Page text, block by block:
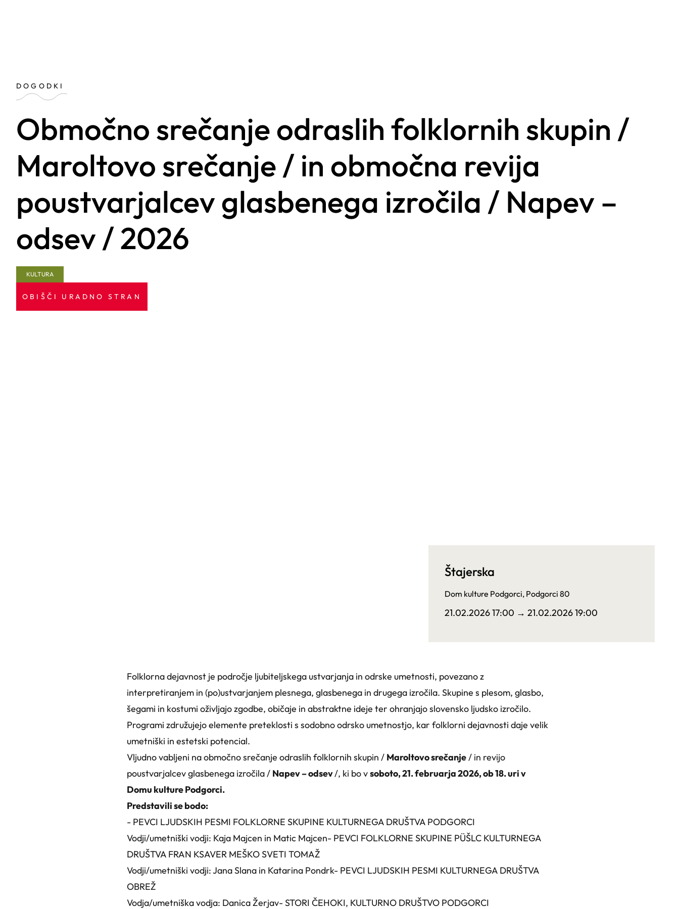
DOGODKI
Območno srečanje odraslih folklornih skupin /
Maroltovo srečanje / in območna revija
poustvarjalcev glasbenega izročila / Napev –
odsev / 2026
KULTURA
OBIŠČI URADNO STRAN
Štajerska
Dom kulture Podgorci, Podgorci 80
21.02.2026 17:00 → 21.02.2026 19:00
Folklorna dejavnost je področje ljubiteljskega ustvarjanja in odrske umetnosti, povezano z
interpretiranjem in (po)ustvarjanjem plesnega, glasbenega in drugega izročila. Skupine s plesom, glasbo,
šegami in kostumi oživljajo zgodbe, običaje in abstraktne ideje ter ohranjajo slovensko ljudsko izročilo.
Programi združujejo elemente preteklosti s sodobno odrsko umetnostjo, kar folklorni dejavnosti daje velik
umetniški in estetski potencial.
Vljudno vabljeni na območno srečanje odraslih folklornih skupin / Maroltovo srečanje/ in revijo
poustvarjalcev glasbenega izročila / Napev – odsev/, ki bo vsoboto, 21. februarja 2026, ob 18. uri v
Domu kulture Podgorci.
Predstavili se bodo:
- PEVCI LJUDSKIH PESMI FOLKLORNE SKUPINE KULTURNEGA DRUŠTVA PODGORCI
Vodji/umetniški vodji: Kaja Majcen in Matic Majcen- PEVCI FOLKLORNE SKUPINE PÜŠLC KULTURNEGA
DRUŠTVA FRAN KSAVER MEŠKO SVETI TOMAŽ
Vodji/umetniški vodji: Jana Slana in Katarina Pondrk- PEVCI LJUDSKIH PESMI KULTURNEGA DRUŠTVA
OBREŽ
Vodja/umetniška vodja: Danica Žerjav- STORI ČEHOKI, KULTURNO DRUŠTVO PODGORCI